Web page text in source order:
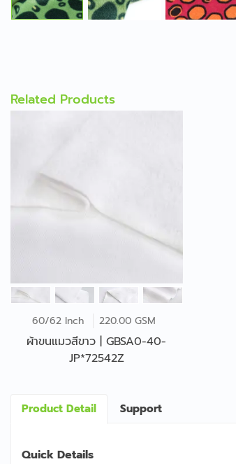
Related Products
60/62 Inch 220.00 GSM
ผ้าขนแมวสีขาว | GBSA0-40-
JP*72542Z
Product Detail Support
Quick Details